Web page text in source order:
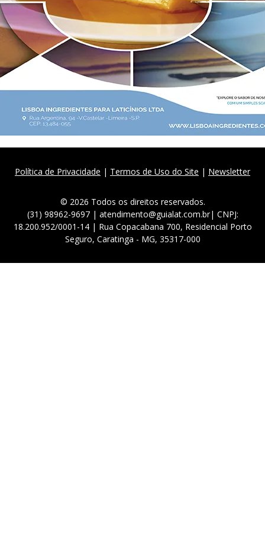
Política de Privacidade | Termos de Uso do Site | Newsletter
© 2026 Todos os direitos reservados.
(31) 98962-9697 | atendimento@guialat.com.br| CNPJ:
18.200.952/0001-14 | Rua Copacabana 700, Residencial Porto
Seguro, Caratinga - MG, 35317-000